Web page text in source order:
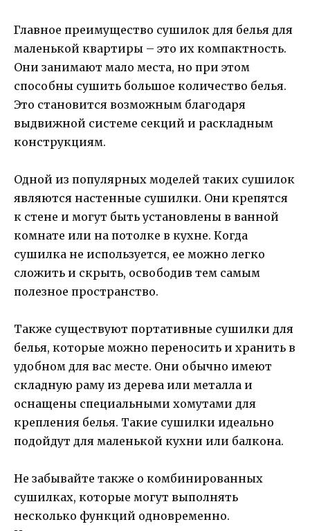
Главное преимущество сушилок для белья для
маленькой квартиры – это их компактность.
Они занимают мало места, но при этом
способны сушить большое количество белья.
Это становится возможным благодаря
выдвижной системе секций и раскладным
конструкциям.
Одной из популярных моделей таких сушилок
являются настенные сушилки. Они крепятся
к стене и могут быть установлены в ванной
комнате или на потолке в кухне. Когда
сушилка не используется, ее можно легко
сложить и скрыть, освободив тем самым
полезное пространство.
Также существуют портативные сушилки для
белья, которые можно переносить и хранить в
удобном для вас месте. Они обычно имеют
складную раму из дерева или металла и
оснащены специальными хомутами для
крепления белья. Такие сушилки идеально
подойдут для маленькой кухни или балкона.
Не забывайте также о комбинированных
сушилках, которые могут выполнять
несколько функций одновременно.